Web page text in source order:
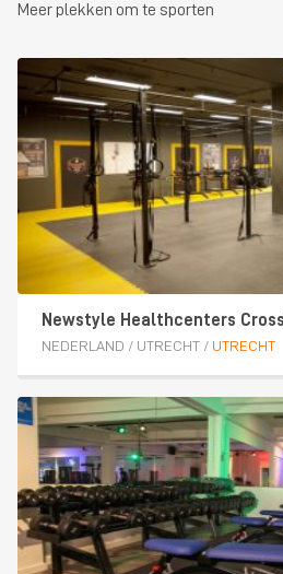
Meer plekken om te sporten
Newstyle Healthcenters
NEDERLAND / UTRECHT/ UTRECHT